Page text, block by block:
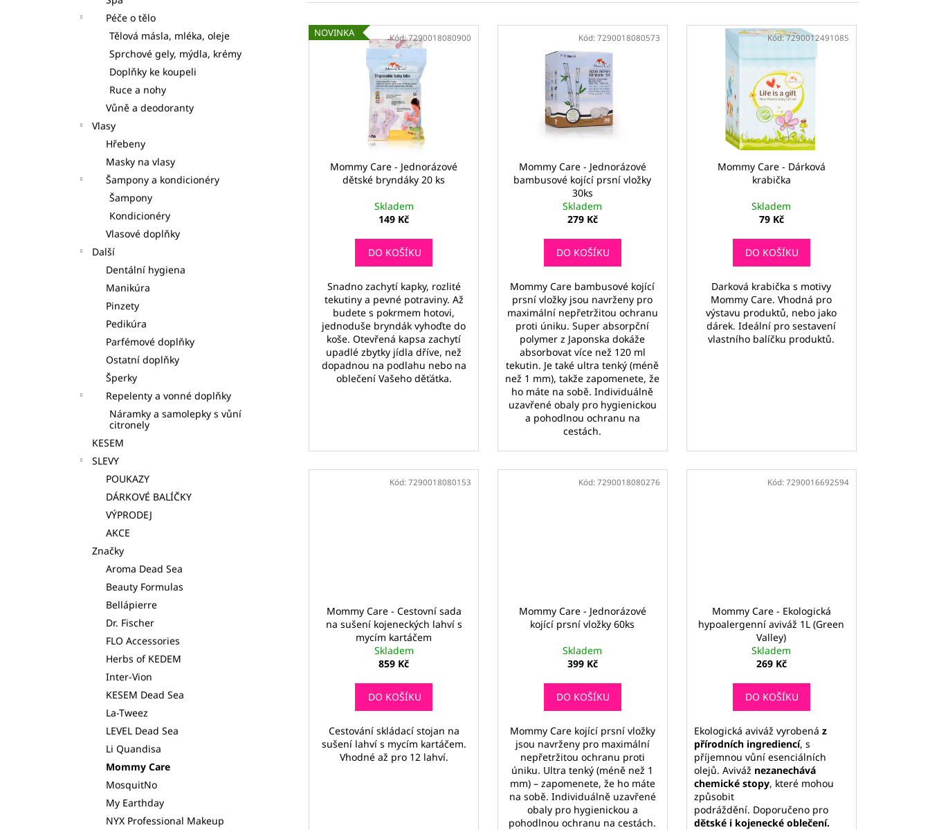
Péče o tělo
Tělová másla, mléka, oleje
Sprchové gely, mýdla, krémy
Doplňky ke koupeli
Ruce a nohy
Vůně a deodoranty
Vlasy
Hřebeny
Masky na vlasy
Šampony a kondicionéry
Šampony
Kondicionéry
Vlasové doplňky
Další
Dentální hygiena
Manikúra
Pinzety
Pedikúra
Parfémové doplňky
Ostatní doplňky
Šperky
Repelenty a vonné doplňky
Náramky a samolepky s vůní
citronely
KESEM
SLEVY
POUKAZY
DÁRKOVÉ BALÍČKY
VÝPRODEJ
AKCE
Značky
Aroma Dead Sea
Beauty Formulas
Bellápierre
Dr. Fischer
FLO Accessories
Herbs of KEDEM
Inter-Vion
KESEM Dead Sea
La-Tweez
LEVEL Dead Sea
Li Quandisa
Mommy Care
MosquitNo
My Earthday
NYX Professional Makeup
n
V
ýNOVINKA
Mommy Care - Jednorázové
dětské bryndáky 20 ks
Skladem
149 Kč
DO KOŠÍKU
Snadno zachytí kapky, rozlité
tekutiny a pevné potraviny. Až
budete s pokrmem hotovi,
jednoduše bryndák vyhoďte do
koše. Otevřená kapsa zachytí
upadlé zbytky jídla dříve, než
dopadnou na podlahu nebo na
oblečení Vašeho děťátka.
Kód:7290018080900
Mommy Care - Jednorázové
bambusové kojící prsní vložky
30ks
Skladem
279 Kč
DO KOŠÍKU
Mommy Care bambusové kojící
prsní vložky jsou navrženy pro
maximální nepřetržitou ochranu
proti úniku. Super absorpční
polymer z Japonska dokáže
absorbovat více než 120 ml
tekutin. Je také ultra tenký (méně
než 1 mm), takže zapomenete, že
ho máte na sobě. Individuálně
uzavřené obaly pro hygienickou
a pohodlnou ochranu na
cestách.
Kód: 7290018080573
Mommy Care - Dárková
krabička
Skladem
79 Kč
DO KOŠÍKU
Darková krabička s motivy
Mommy Care. Vhodná pro
výstavu produktů, nebo jako
dárek. Ideální pro sestavení
vlastního balíčku produktů.
Kód:7290012491085
Mommy Care - Cestovní sada
na sušení kojeneckých lahví s
mycím kartáčem
Skladem
859 Kč
DO KOŠÍKU
Cestování skládací stojan na
sušení lahví s mycím kartáčem.
Vhodné až pro 12 lahví.
Kód:7290018080153
Mommy Care - Jednorázové
kojící prsní vložky 60ks
Skladem
399 Kč
DO KOŠÍKU
Mommy Care kojící prsní vložky
jsou navrženy pro maximální
nepřetržitou ochranu proti
úniku. Ultra tenký (méně než 1
mm) – zapomenete, že ho máte
na sobě. Individuálně uzavřené
obaly pro hygienickou a
pohodlnou ochranu na cestách.
Kód: 7290018080276
Mommy Care - Ekologická
hypoalergenní aviváž 1L (Green
Valley)
Skladem
269 Kč
DO KOŠÍKU
Ekologická aviváž vyrobená z
přírodních ingrediencí, s
příjemnou vůní esenciálních
olejů. Aviváž nezanechává
chemické stopy, které mohou
způsobit
podráždění. Doporučeno pro
dětské i kojenecké oblečení.
Kód: 7290016692594